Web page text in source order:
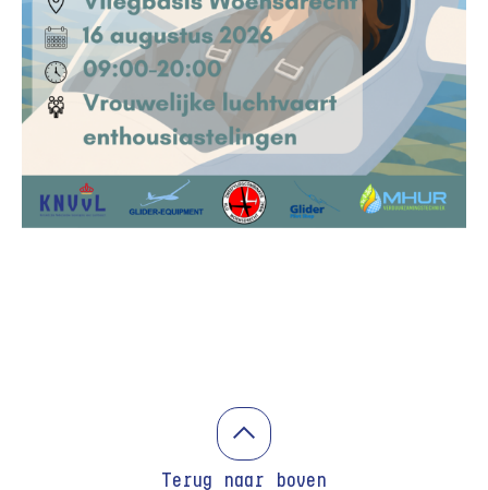
Terug naar boven